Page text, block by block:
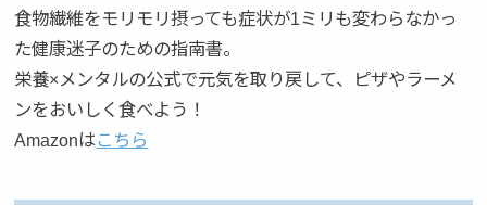
食物繊維をモリモリ摂っても症状が1ミリも変わらなかっ
た健康迷子のための指南書。
栄養×メンタルの公式で元気を取り戻して、ピザやラーメ
ンをおいしく食べよう！
Amazonはこちら